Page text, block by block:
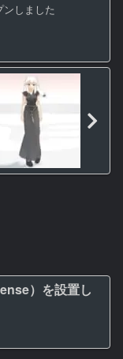
ンしました
）を設置し